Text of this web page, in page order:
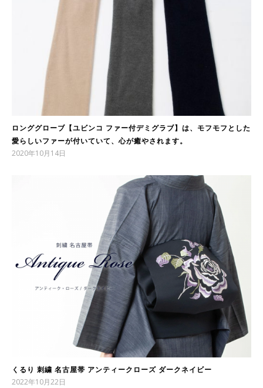
ロンググローブ【ユビンコ ファー付デミグラブ】は、モフモフとした
愛らしいファーが付いていて、心が癒やされます。
2020年10月14日
くるり 刺繍 名古屋帯 アンティークローズ ダークネイビー
2022年10月22日